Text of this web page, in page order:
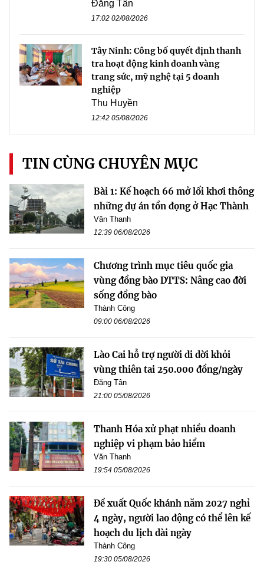
Đăng Tân
17:02 02/08/2026
Tây Ninh: Công bố quyết định thanh
tra hoạt động kinh doanh vàng
trang sức, mỹ nghệ tại 5 doanh
nghiệp
Thu Huyền
12:42 05/08/2026
TIN CÙNG CHUYÊN MỤC
Bài 1: Kế hoạch 66 mở lối khơi thông
những dự án tồn đọng ở Hạc Thành
Văn Thanh
12:39 06/08/2026
Chương trình mục tiêu quốc gia
vùng đồng bào DTTS: Nâng cao đời
sống đồng bào
Thành Công
09:00 06/08/2026
Lào Cai hỗ trợ người di dời khỏi
vùng thiên tai 250.000 đồng/ngày
Đăng Tân
21:00 05/08/2026
Thanh Hóa xử phạt nhiều doanh
nghiệp vi phạm bảo hiểm
Văn Thanh
19:54 05/08/2026
Đề xuất Quốc khánh năm 2027 nghỉ
4 ngày, người lao động có thể lên kế
hoạch du lịch dài ngày
Thành Công
19:30 05/08/2026